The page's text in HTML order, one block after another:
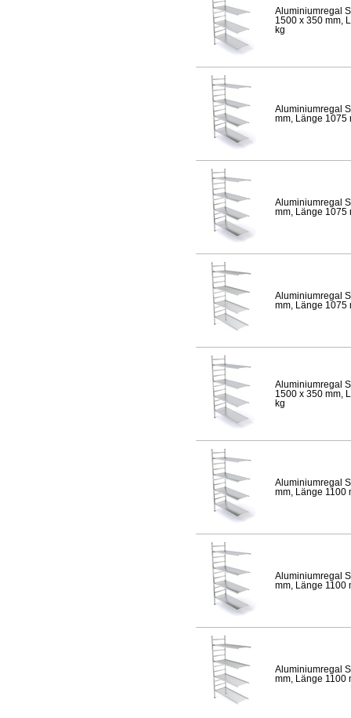
Aluminiumregal
1500 x 350 mm,
kg
Aluminiumregal
mm, Länge 1075
Aluminiumregal
mm, Länge 1075
Aluminiumregal
mm, Länge 1075
Aluminiumregal
1500 x 350 mm,
kg
Aluminiumregal
mm, Länge 1100
Aluminiumregal
mm, Länge 1100
Aluminiumregal
mm, Länge 1100